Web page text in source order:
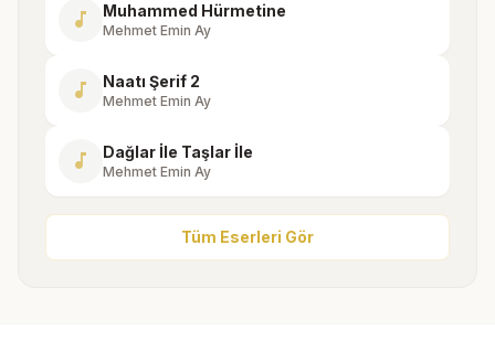
music_note Muhammed Hürmetine
Mehmet Emin Ay
music_note Naatı Şerif 2
Mehmet Emin Ay
music_note Dağlar İle Taşlar İle
Mehmet Emin Ay
Tüm Eserleri Gör